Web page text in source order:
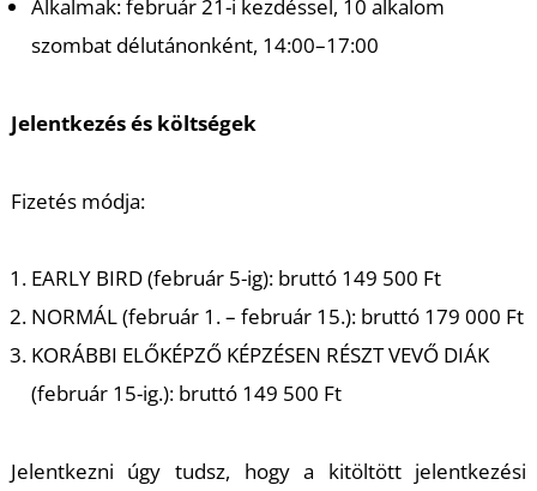
Alkalmak: február 21-i kezdéssel, 10 alkalom
szombat délutánonként, 14:00–17:00
Jelentkezés és költségek
Fizetés módja:
EARLY BIRD (február 5-ig): bruttó 149 500 Ft
NORMÁL (február 1. – február 15.): bruttó 179 000 Ft
KORÁBBI ELŐKÉPZŐ KÉPZÉSEN RÉSZT VEVŐ DIÁK
(február 15-ig.): bruttó 149 500 Ft
Jelentkezni úgy tudsz, hogy a kitöltött jelentkezési